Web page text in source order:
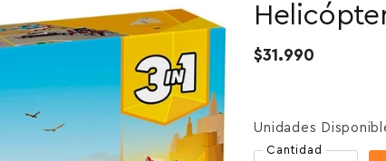
$31.990
Unidades
Cantidad